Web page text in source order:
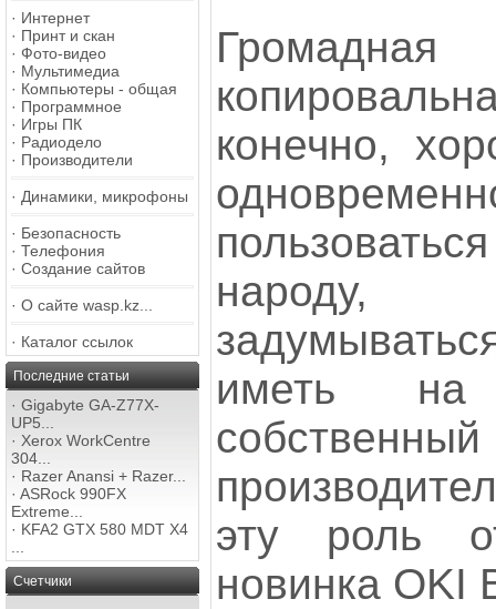
· Интернет
· Принт и скан
· Фото-видео
· Мультимедиа
· Компьютеры - общая
· Программное
· Игры ПК
· Радиодело
· Производители
· Динамики, микрофоны
· Безопасность
· Телефония
· Создание сайтов
· О сайте wasp.kz...
· Каталог ссылок
Последние статьи
· Gigabyte GA-Z77X-
UP5...
· Xerox WorkCentre
304...
· Razer Anansi + Razer...
· ASRock 990FX
Extreme...
· KFA2 GTX 580 MDT X4
Счетчики
конечно,
иметь
эту роль
новинка OKI